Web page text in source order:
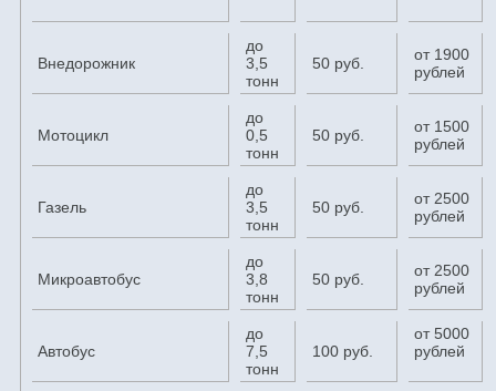
Внедорожник
до
3,5
тонн
50 руб.
от 1900
рублей
Мотоцикл
до
0,5
тонн
50 руб.
от 1500
рублей
Газель
до
3,5
тонн
50 руб.
от 2500
рублей
Микроавтобус
до
3,8
тонн
50 руб.
от 2500
рублей
Автобус
до
7,5
тонн
100 руб.
от 5000
рублей